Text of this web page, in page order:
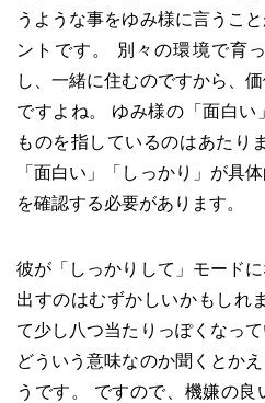
うような事をゆみ様に言うこ
ントです。 別々の環境で育
し、一緒に住むのですから、
ですよね。 ゆみ様の「面白
ものを指しているのはあたり
「面白い」「しっかり」が具
を確認する必要があります。
彼が「しっかりして」モード
出すのはむずかしいかもしれ
て少し八つ当たりっぽくなっ
どういう意味なのか聞くとか
うです。 ですので、機嫌の